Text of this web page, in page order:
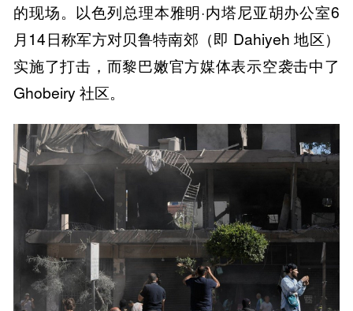
的现场。以色列总理本雅明·内塔尼亚胡办公室6
月14日称军方对贝鲁特南郊（即 Dahiyeh 地区）
实施了打击，而黎巴嫩官方媒体表示空袭击中了
Ghobeiry 社区。